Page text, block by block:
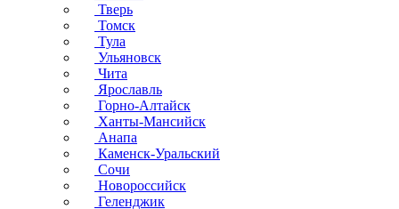
Тверь
Томск
Тула
Ульяновск
Чита
Ярославль
Горно-Алтайск
Ханты-Мансийск
Анапа
Каменск-Уральский
Сочи
Новороссийск
Геленджик